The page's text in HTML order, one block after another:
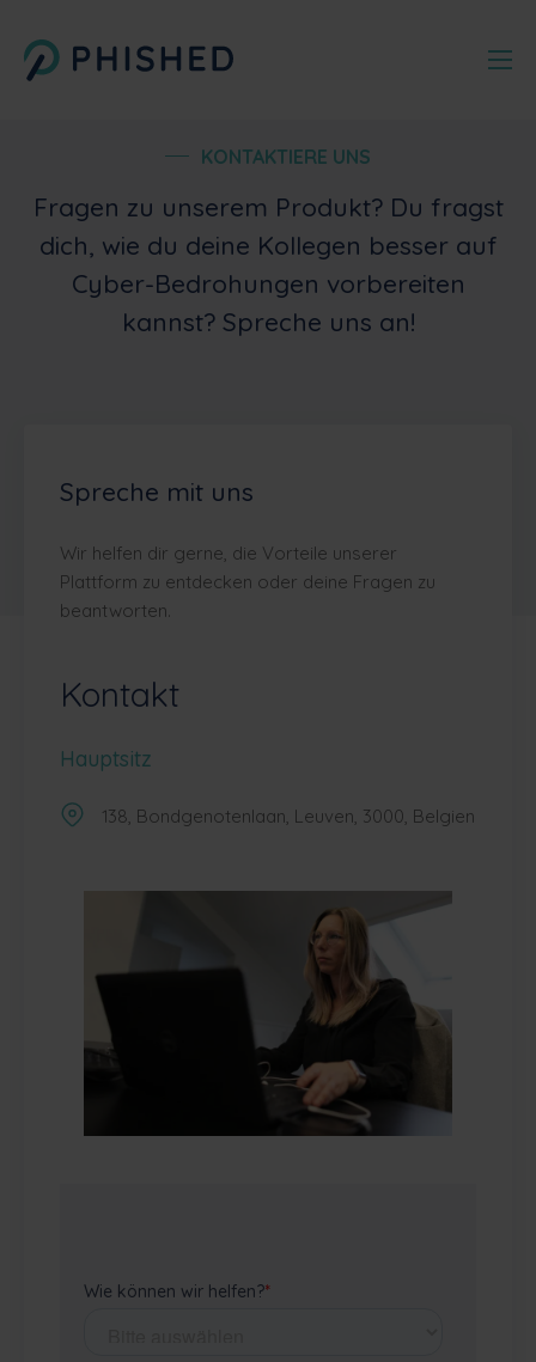
KONTAKTIERE UNS
Fragen zu unserem Produkt? Du fragst
dich, wie du deine Kollegen besser auf
Cyber-Bedrohungen vorbereiten
kannst? Spreche uns an!
Spreche mit uns
Wir helfen dir gerne, die Vorteile unserer
Plattform zu entdecken oder deine Fragen zu
beantworten.
Kontakt
Hauptsitz
138, Bondgenotenlaan, Leuven, 3000, Belgien